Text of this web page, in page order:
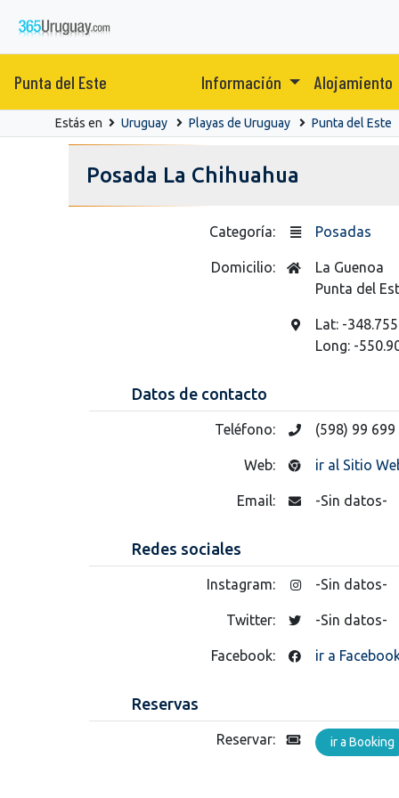
Punta del Este Información Alojamiento
Estás en Uruguay Playas de Uruguay Punta del Este
Posada La Chihuahua
Categoría: Posadas
Domicilio:
La Guenoa
Punta del
Lat: -
Long: -
Datos de contacto
Teléfono: (598) 99 699
Web: ir al Sitio
Email: -Sin datos-
Redes sociales
Instagram: -Sin datos-
Twitter: -Sin datos-
Facebook: ir a
Reservas
Reservar: ir a Booking